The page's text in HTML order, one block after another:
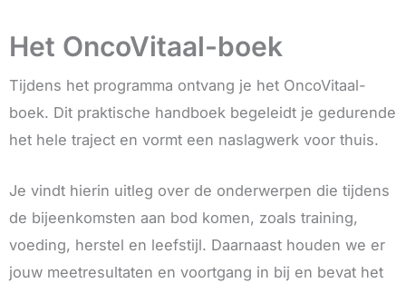
Het OncoVitaal-boek
Tijdens het programma ontvang je het OncoVitaal-
boek. Dit praktische handboek begeleidt je gedurende
het hele traject en vormt een naslagwerk voor thuis.
Je vindt hierin uitleg over de onderwerpen die tijdens
de bijeenkomsten aan bod komen, zoals training,
voeding, herstel en leefstijl. Daarnaast houden we er
jouw meetresultaten en voortgang in bij en bevat het